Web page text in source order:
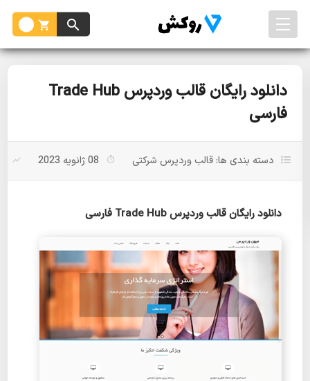
دانلود رایگان قالب وردپرس Trade Hub
فارسی
دسته بندی ها:قالب وردپرس شرکتی 08 ژانویه 2023
دانلود رایگان قالب وردپرس Trade Hub فارسی